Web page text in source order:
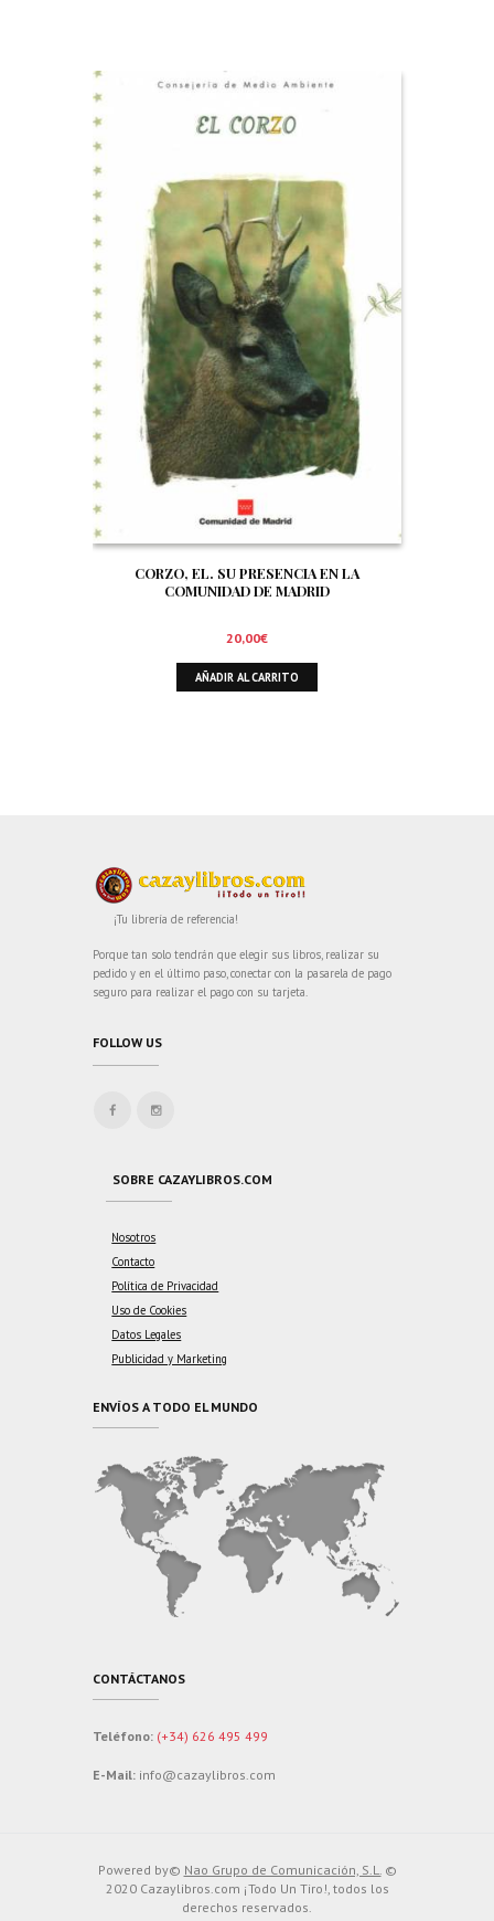
CORZO, EL. SU PRESENCIA EN LA
COMUNIDAD DE MADRID
20,00€
AÑADIR AL CARRITO
¡Tu librería de referencia!
Porque tan solo tendrán que elegir sus libros, realizar su
pedido y en el último paso, conectar con la pasarela de pago
seguro para realizar el pago con su tarjeta.
FOLLOW US
SOBRE CAZAYLIBROS.COM
Nosotros
Contacto
Política de Privacidad
Uso de Cookies
Datos Legales
Publicidad y Marketing
ENVÍOS A TODO EL MUNDO
CONTÁCTANOS
Teléfono: (+34) 626 495 499
E-Mail: info@cazaylibros.com
Powered by© Nao Grupo de Comunicación, S.L.
©
2020 Cazaylibros.com ¡Todo Un Tiro!, todos los
derechos reservados.